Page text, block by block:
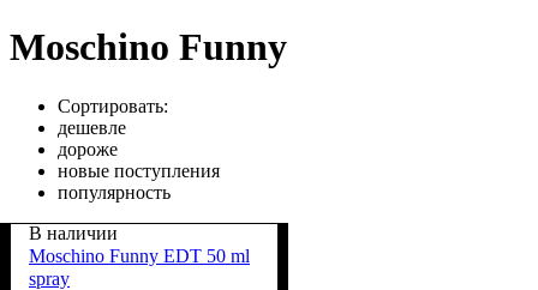
Moschino Funny
Сортировать:
дешевле
дороже
новые поступления
популярность
В наличии
Moschino Funny EDT 50 ml
spray